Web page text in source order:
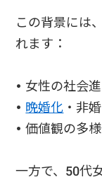
この背景には
れます：
• 女性の社会
• 晩婚化 ・非
• 価値観の多
一方で、50代